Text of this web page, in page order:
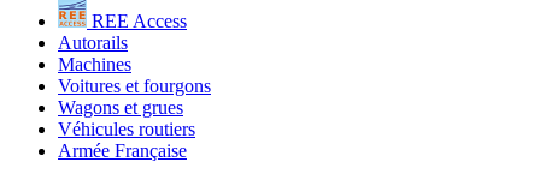
REE Access
Autorails
Machines
Voitures et fourgons
Wagons et grues
Véhicules routiers
Armée Française